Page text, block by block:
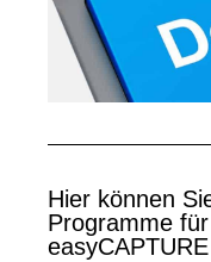
Hier können
Programme